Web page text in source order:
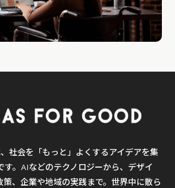
社会を「もっと」よくするアイデアを集
す。AIなどのテクノロジーから、デザイ
策、企業や地域の実践まで。世界中に散ら